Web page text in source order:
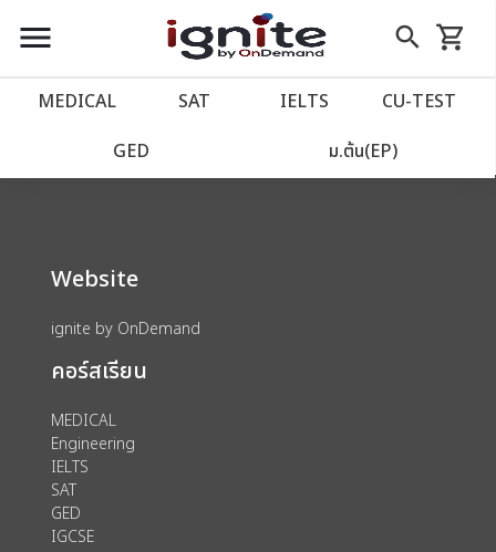
close
account_balance หน้าแรก
เว็บไซต์อิกไนท์
import_contacts วางแผนการเรียน
account_circle เข้าสู่ระบบ
assignment ลงทะเบียน
menu search
Skip
to
shopping_cart
รถเข็น
MEDICAL SAT IELTS CU‑TEST
GED ม.ต้น(EP)
We could not find anything for 80002040
Website
ignite by OnDemand
คอร์สเรียน
MEDICAL
Engineering
IELTS
SAT
GED
IGCSE